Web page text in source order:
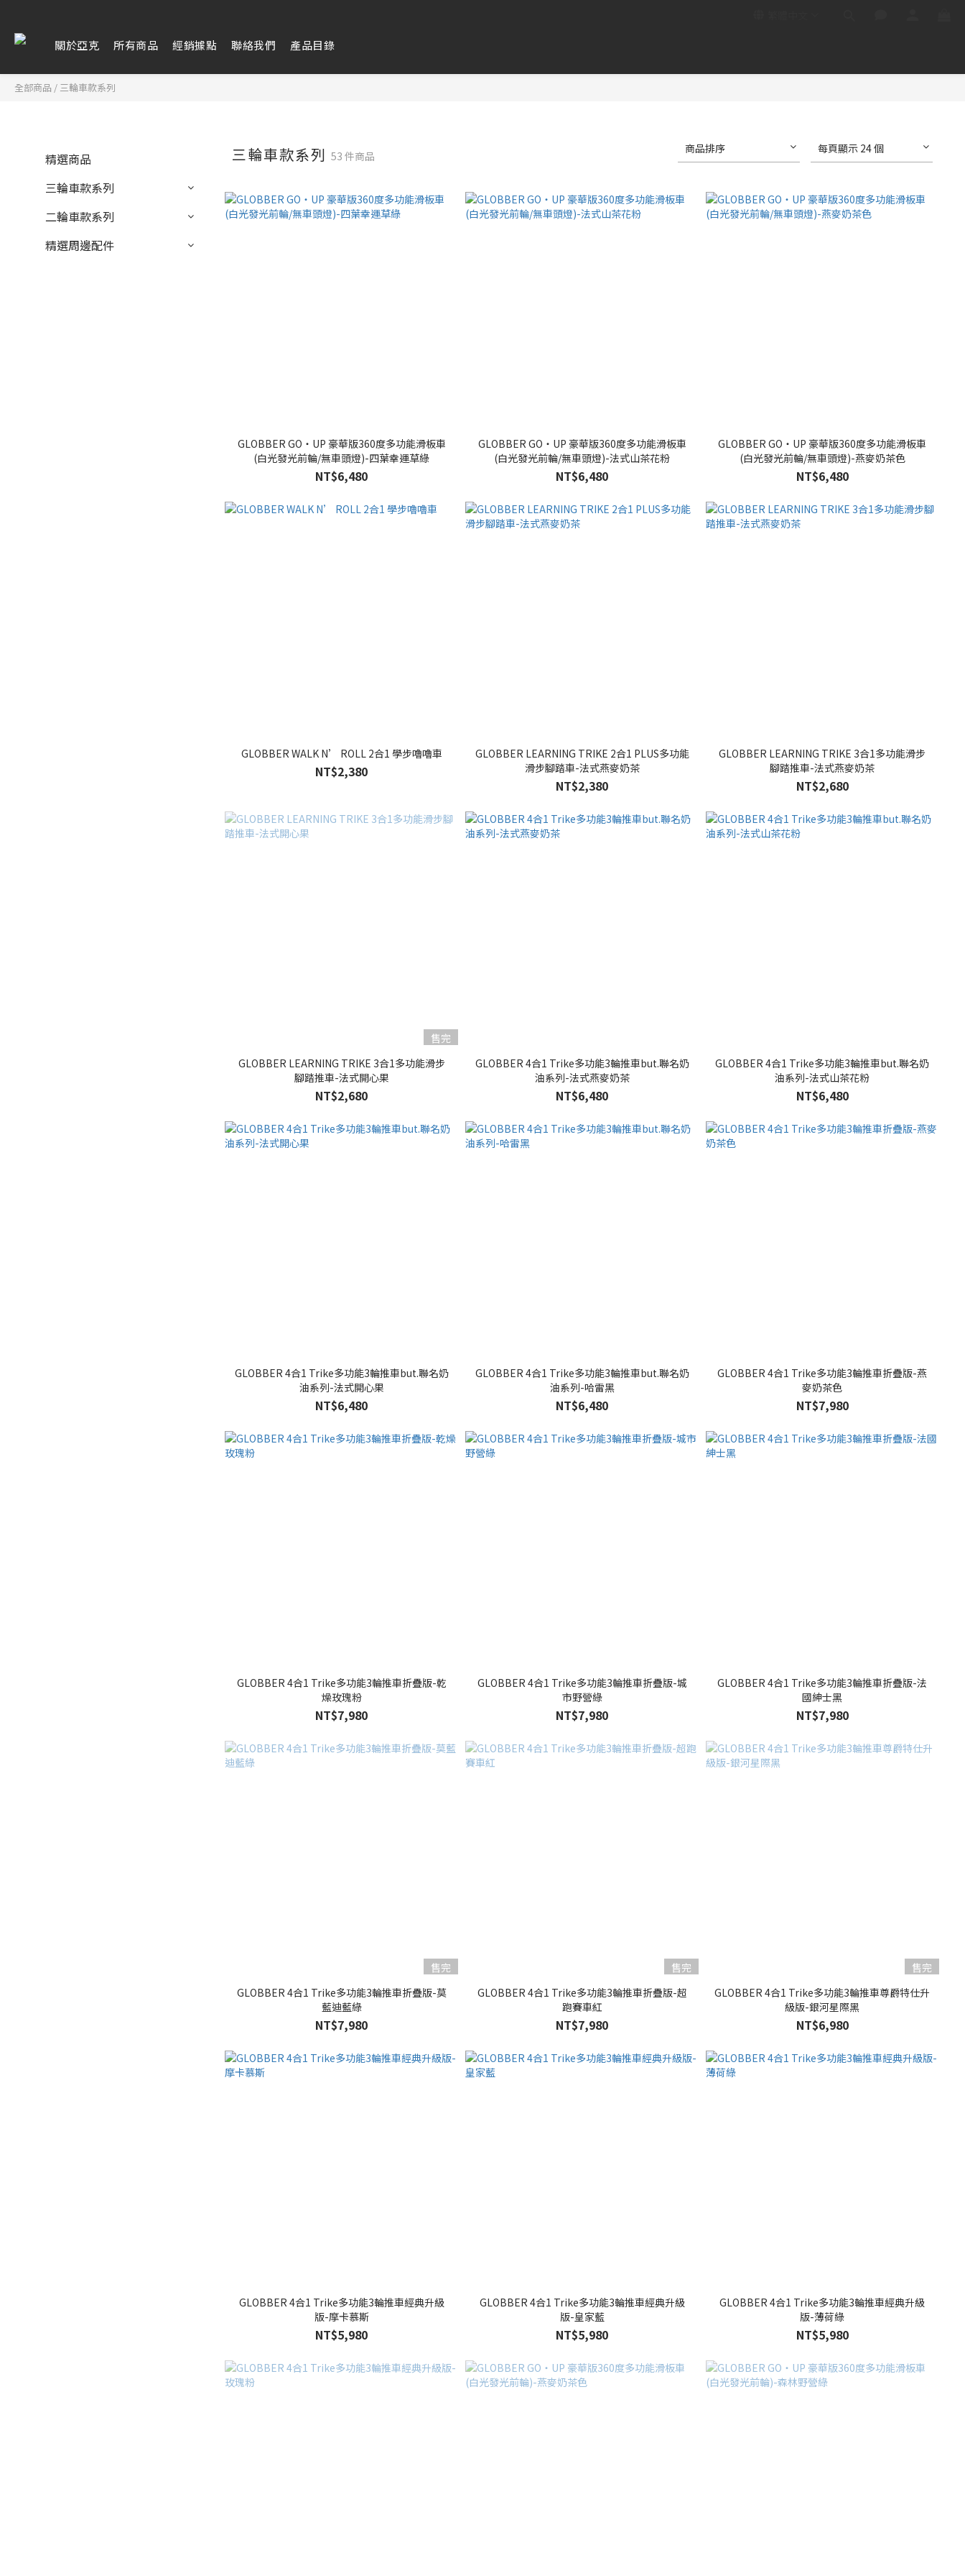
關於亞克 所有商品 經銷據點 聯絡我們 產品目錄
全部商品 / 三輪車款系列
精選商品
三輪車款系列
二輪車款系列
精選周邊配件
三輪車款系列53 件商品
商品排序 每頁顯示 24 個
GLOBBER GO‧UP 豪華版360度多功能滑板車
(白光發光前輪/無車頭燈)-四葉幸運草綠
NT$6,480
GLOBBER GO‧UP 豪華版360度多功能滑板車
(白光發光前輪/無車頭燈)-法式山茶花粉
NT$6,480
GLOBBER GO‧UP 豪華版360度多功能滑板車
(白光發光前輪/無車頭燈)-燕麥奶茶色
NT$6,480
GLOBBER WALK N’ ROLL 2合1 學步嚕嚕車
NT$2,380
GLOBBER LEARNING TRIKE 2合1 PLUS多功能
滑步腳踏車-法式燕麥奶茶
NT$2,380
GLOBBER LEARNING TRIKE 3合1多功能滑步
腳踏推車-法式燕麥奶茶
NT$2,680
售完
GLOBBER LEARNING TRIKE 3合1多功能滑步
腳踏推車-法式開心果
NT$2,680
GLOBBER 4合1 Trike多功能3輪推車but.聯名奶
油系列-法式燕麥奶茶
NT$6,480
GLOBBER 4合1 Trike多功能3輪推車but.聯名奶
油系列-法式山茶花粉
NT$6,480
GLOBBER 4合1 Trike多功能3輪推車but.聯名奶
油系列-法式開心果
NT$6,480
GLOBBER 4合1 Trike多功能3輪推車but.聯名奶
油系列-哈雷黑
NT$6,480
GLOBBER 4合1 Trike多功能3輪推車折疊版-燕
麥奶茶色
NT$7,980
GLOBBER 4合1 Trike多功能3輪推車折疊版-乾
燥玫瑰粉
NT$7,980
GLOBBER 4合1 Trike多功能3輪推車折疊版-城
市野營綠
NT$7,980
GLOBBER 4合1 Trike多功能3輪推車折疊版-法
國紳士黑
NT$7,980
售完
GLOBBER 4合1 Trike多功能3輪推車折疊版-莫
藍迪藍綠
NT$7,980
售完
GLOBBER 4合1 Trike多功能3輪推車折疊版-超
跑賽車紅
NT$7,980
售完
GLOBBER 4合1 Trike多功能3輪推車尊爵特仕升
級版-銀河星際黑
NT$6,980
GLOBBER 4合1 Trike多功能3輪推車經典升級
版-摩卡慕斯
NT$5,980
GLOBBER 4合1 Trike多功能3輪推車經典升級
版-皇家藍
NT$5,980
GLOBBER 4合1 Trike多功能3輪推車經典升級
版-薄荷綠
NT$5,980